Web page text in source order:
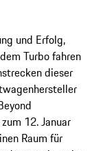
und Erfolg,
Turbo fahren
dieser
12. Januar
Raum für